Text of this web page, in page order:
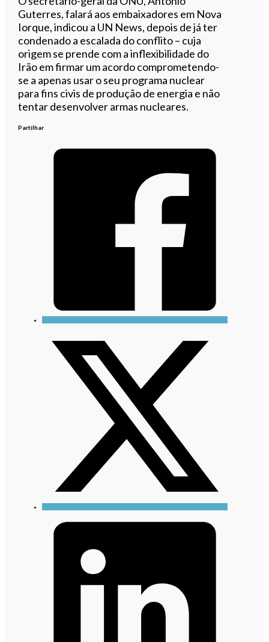
Guterres, falará aos embaixadores em Nova
Iorque, indicou a UN News, depois de já ter
condenado a escalada do conflito – cuja
origem se prende com a inflexibilidade do
Irão em firmar um acordo comprometendo-
se a apenas usar o seu programa nuclear
para fins civis de produção de energia e não
tentar desenvolver armas nucleares.
Partilhar